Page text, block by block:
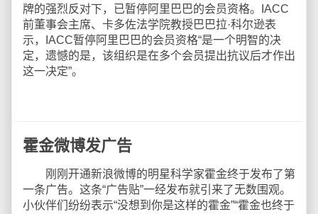
牌的强烈反对下，已暂停阿里巴巴的会员资格。IACC
前董事会主席、卡多佐法学院教授巴巴拉·科尔逊表
示，IACC暂停阿里巴巴的会员资格“是一个明智的决
定，遗憾的是，该组织是在多个会员提出抗议后才作出
这一决定”。
霍金微博发广告
刚刚开通新浪微博的明星科学家霍金终于发布了第
一条广告。这条“广告贴”一经发布就引来了无数围观。
小伙伴们纷纷表示“没想到你是这样的霍金”“霍金也终于